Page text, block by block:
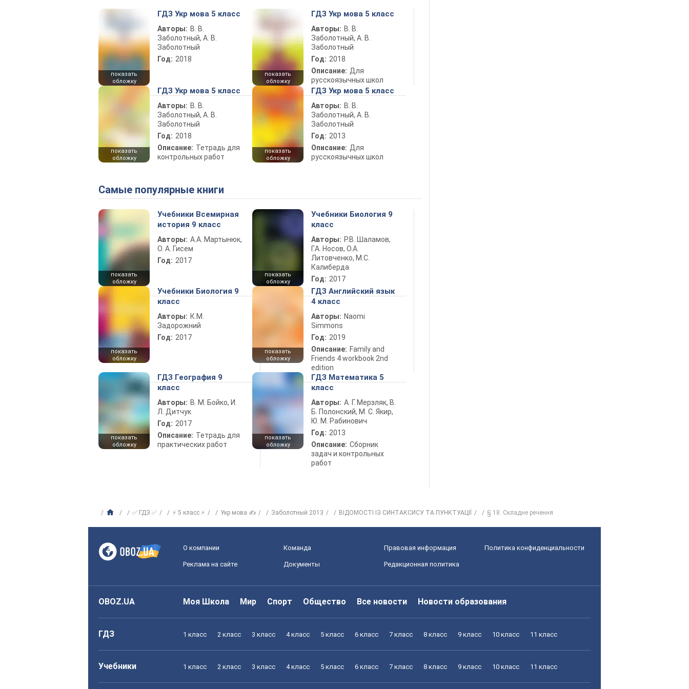
показать
обложку
ГДЗ Укр мова 5 класс
Авторы: В. В.
Заболотный, А. В.
Заболотный
Год: 2018
показать
обложку
ГДЗ Укр мова 5 класс
Авторы: В. В.
Заболотный, А. В.
Заболотный
Год: 2018
Описание: Для
русскоязычных школ
показать
обложку
ГДЗ Укр мова 5 класс
Авторы: В. В.
Заболотный, А. В.
Заболотный
Год: 2018
Описание: Тетрадь для
контрольных работ
показать
обложку
ГДЗ Укр мова 5 класс
Авторы: В. В.
Заболотный, А. В.
Заболотный
Год: 2013
Описание: Для
русскоязычных школ
Самые популярные книги
показать
обложку
Учебники Всемирная
история 9 класс
Авторы: А.А. Мартынюк,
О. А. Гисем
Год: 2017
показать
обложку
Учебники Биология 9
класс
Авторы: Р.В. Шаламов,
Г.А. Носов, О.А.
Литовченко, М.С.
Калиберда
Год: 2017
показать
обложку
Учебники Биология 9
класс
Авторы: К.М.
Задорожний
Год: 2017
показать
обложку
ГДЗ Английский язык
4 класс
Авторы: Naomi
Simmons
Год: 2019
Описание: Family and
Friends 4 workbook 2nd
edition
показать
обложку
ГДЗ География 9
класс
Авторы: В. М. Бойко, И.
Л. Дитчук
Год: 2017
Описание: Тетрадь для
практических работ
показать
обложку
ГДЗ Математика 5
класс
Авторы: А. Г. Мерзляк, В.
Б. Полонский, М. С. Якир,
Ю. М. Рабинович
Год: 2013
Описание: Сборник
задач и контрольных
работ
✅ ГДЗ ✅ ⚡ 5 класс ⚡ Укр мова ✍ Заболотный 2013 ВІДОМОСТІ ІЗ СИНТАКСИСУ ТА ПУНКТУАЦІЇ § 18. Складне речення
О компании Команда Правовая информация Политика конфиденциальности
Реклама на сайте Документы Редакционная политика
OBOZ.UA Моя Школа Мир Спорт Общество Все новости Новости образования
ГДЗ 1 класс 2 класс 3 класс 4 класс 5 класс 6 класс 7 класс 8 класс 9 класс 10 класс 11 класс
Учебники 1 класс 2 класс 3 класс 4 класс 5 класс 6 класс 7 класс 8 класс 9 класс 10 класс 11 класс